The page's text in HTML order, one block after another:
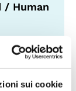
sui cookie
/ Human